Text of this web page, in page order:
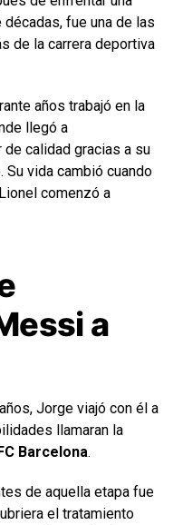
fue una de las
de la carrera deportiva
años trabajó en la
llegó a
calidad gracias a su
vida cambió cuando
comenzó a
a
Jorge viajó con él a
llamaran la
Barcelona.
de aquella etapa fue
el tratamiento